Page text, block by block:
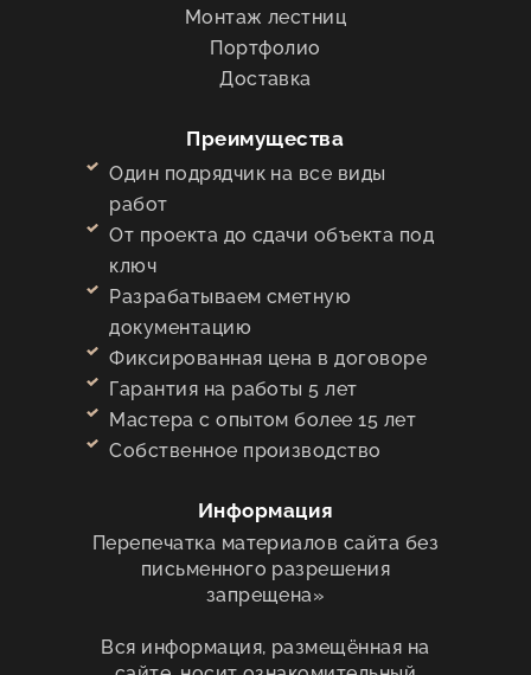
Монтаж лестниц
Портфолио
Доставка
Преимущества
Один подрядчик на все виды
работ
От проекта до сдачи объекта под
ключ
Разрабатываем сметную
документацию
Фиксированная цена в договоре
Гарантия на работы 5 лет
Мастера с опытом более 15 лет
Собственное производство
Информация
Перепечатка материалов сайта без
письменного разрешения
запрещена»
Вся информация, размещённая на